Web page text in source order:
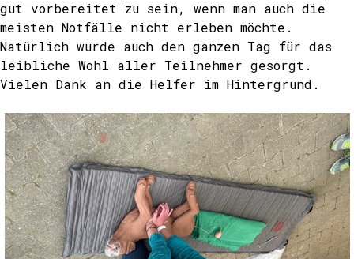
gut vorbereitet zu sein, wenn man auch die
meisten Notfälle nicht erleben möchte.
Natürlich wurde auch den ganzen Tag für das
leibliche Wohl aller Teilnehmer gesorgt.
Vielen Dank an die Helfer im Hintergrund.